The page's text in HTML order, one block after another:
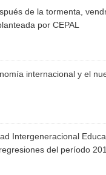
de la tormenta,
por CEPAL
internacional y el
Intergeneracional
del período